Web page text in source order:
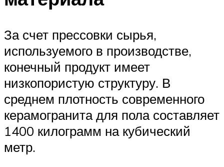
За счет прессовки сырья,
используемого в производстве,
конечный продукт имеет
низкопористую структуру. В
среднем плотность современного
керамогранита для пола составляет
1400 килограмм на кубический
метр.